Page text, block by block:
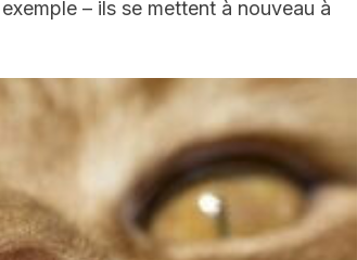
– ils se mettent à nouveau à